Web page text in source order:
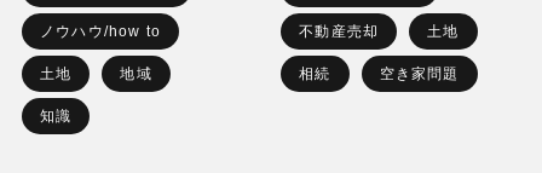
ノウハウ/how to
土地 地域
知識
不動産売却 土地
相続 空き家問題